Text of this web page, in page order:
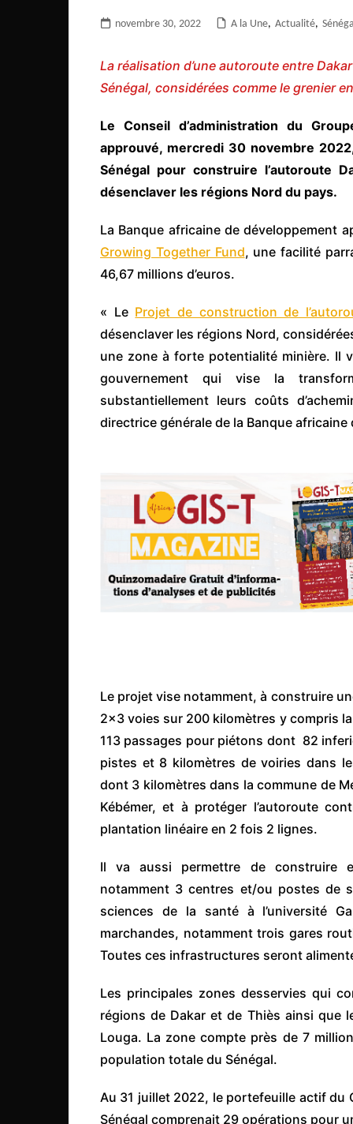
Centrafrique
Côte d’Ivoire
Egypte
Ethiopie
Gabon
Ghana
Guinée
Ile Maurice
Kenya
Mali
Mauritanie
Mozambique
Namibie
Nigeria
Tchad
Togo
Tunisie
République
Congo
São Tomé et Príncipe
Seychelles
Sierra Leone
Soudan
Zimbabwe
novembre 30, 2022 A la Une, Actualité, Sénégal
La réalisation d’une autoroute entre
Sénégal, considérées comme le grenier
Le Conseil d’administration du
approuvé, mercredi 30 novembre
Sénégal pour construire l’autoroute
désenclaver les régions Nord du pays.
La Banque africaine de développement
Growing Together Fund, une facilité
46,67 millions d’euros.
« Le Projet de construction de
désenclaver les régions Nord,
une zone à forte potentialité minière. Il
gouvernement qui vise la
substantiellement leurs coûts
directrice générale de la Banque africaine
Le projet vise notamment, à construire
2×3 voies sur 200 kilomètres y compris
113 passages pour piétons dont 82
pistes et 8 kilomètres de voiries dans
dont 3 kilomètres dans la commune de
Kébémer, et à protéger l’autoroute
plantation linéaire en 2 fois 2 lignes.
Il va aussi permettre de construire
notamment 3 centres et/ou postes de
sciences de la santé à l’université
marchandes, notamment trois gares
Toutes ces infrastructures seront
Les principales zones desservies qui
régions de Dakar et de Thiès ainsi que
Louga. La zone compte près de 7
population totale du Sénégal.
Au 31 juillet 2022, le portefeuille actif du
Sénégal comprenait 29 opérations pour